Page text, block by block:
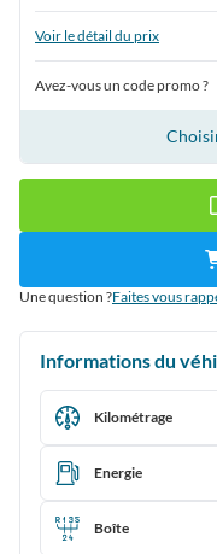
Voir le détail du prix
Avez-vous un code promo ?
Une question ?Faites vous
Informations du
Kilométrage
Energie
Boîte